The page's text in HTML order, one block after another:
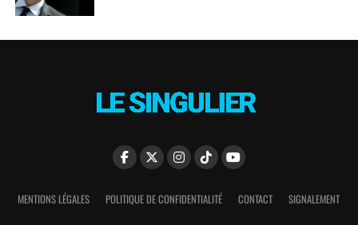
MENTIONS LÉGALES POLITIQUE DE CONFIDENTIALITÉ CONTACT SIGNALEMENT